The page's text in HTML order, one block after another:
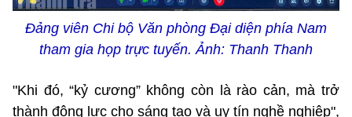
Đảng viên Chi bộ Văn phòng Đại diện phía Nam
tham gia họp trực tuyến. Ảnh: Thanh Thanh
"Khi đó, “kỷ cương” không còn là rào cản, mà trở
thành động lực cho sáng tạo và uy tín nghề nghiệp",